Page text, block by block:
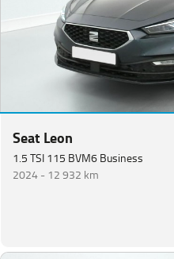
Seat Leon
1.5 TSI 115 BVM6 Business
2024 - 12 932 km